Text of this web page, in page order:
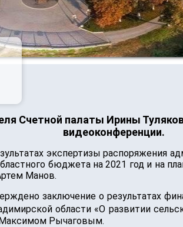
Счетной палаты Ирины
видеоконференции.
экспертизы распоряжения
бюджета на 2021 год и на
Манов.
заключение о результатах
области «О развитии
Максимом Рычаговым.